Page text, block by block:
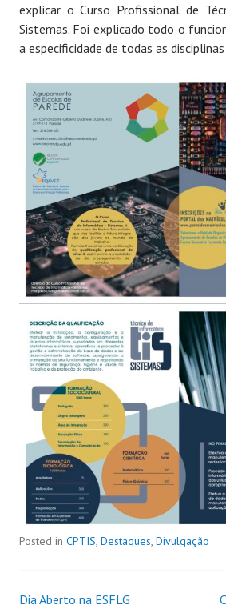
explicar o Curso Profissional de
Sistemas. Foi explicado todo o
a especificidade de todas as
Posted in CPTIS, Destaques, Divulgação
Dia Aberto na ESFLG